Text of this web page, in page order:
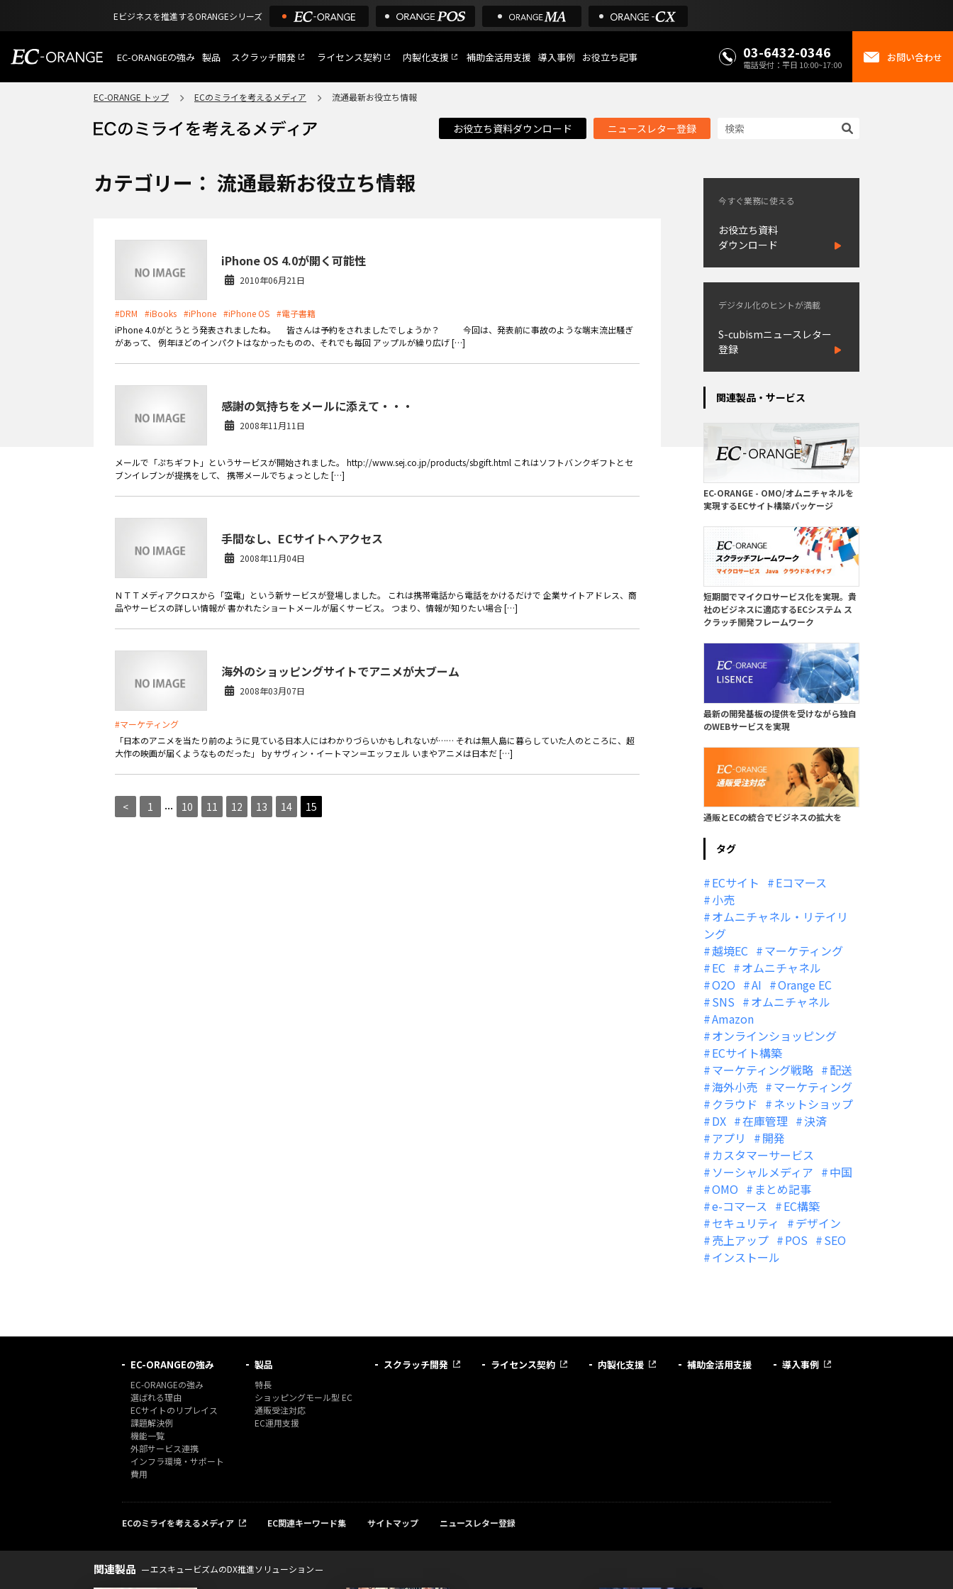
Eビジネスを推進するORANGEシリーズ
EC-ORANGEの強み
選ばれる理由
ECサイトのリプレイス
機能一覧
外部サービス連携
インフラ環境・サポート
製品
特長
ショッピングモール型 EC
通販受注対応
ECと通販の連動を可能に
スクラッチ開発 ライセンス契約 内製化支援 補助金活用支援 導入事例 お役立ち記事 03-6432-0346
電話受付：平日 10:00~17:00
お問い合わせ
EC-ORANGE トップ ECのミライを考えるメディア 流通最新お役立ち情報
お役立ち資料ダウンロード ニュースレター登録
カテゴリー： 流通最新お役立ち情報
iPhone OS 4.0が開く可能性
2010年06月21日
#DRM #iBooks #iPhone #iPhone OS #電子書籍
iPhone 4.0がとうとう発表されましたね。 皆さんは予約をされましたでしょうか？ 今回は、発表前に事故のような端末流出騒ぎ
があって、 例年ほどのインパクトはなかったものの、それでも毎回 アップルが繰り広げ […]
感謝の気持ちをメールに添えて・・・
2008年11月11日
メールで「ぷちギフト」というサービスが開始されました。 http://www.sej.co.jp/products/sbgift.html これはソフトバンクギフトとセ
ブンイレブンが提携をして、 携帯メールでちょっとした […]
手間なし、ECサイトへアクセス
2008年11月04日
ＮＴＴメディアクロスから「空電」という新サービスが登場しました。 これは携帯電話から電話をかけるだけで 企業サイトアドレス、商
品やサービスの詳しい情報が 書かれたショートメールが届くサービス。 つまり、情報が知りたい場合 […]
海外のショッピングサイトでアニメが大ブーム
2008年03月07日
#マーケティング
「日本のアニメを当たり前のように見ている日本人にはわかりづらいかもしれないが…… それは無人島に暮らしていた人のところに、超
大作の映画が届くようなものだった」 by サヴィン・イートマン＝エッフェル いまやアニメは日本だ […]
< 1 ... 10 11 12 13 14 15
今すぐ業務に使える
お役立ち資料
ダウンロード
デジタル化のヒントが満載
S-cubismニュースレター
登録
関連製品・サービス
EC-ORANGE - OMO/オムニチャネルを
実現するECサイト構築パッケージ
短期間でマイクロサービス化を実現。貴
社のビジネスに適応するECシステム ス
クラッチ開発フレームワーク
最新の開発基板の提供を受けながら独自
のWEBサービスを実現
通販とECの統合でビジネスの拡大を
タグ
ECサイト
Eコマース
小売
オムニチャネル・リテイリ
ング
越境EC
マーケティング
EC
オムニチャネル
O2O
AI
Orange EC
SNS
オムニチャネル
Amazon
オンラインショッピング
ECサイト構築
マーケティング戦略
配送
海外小売
マーケティング
クラウド
ネットショップ
DX
在庫管理
決済
アプリ
開発
カスタマーサービス
ソーシャルメディア
中国
OMO
まとめ記事
e-コマース
EC構築
セキュリティ
デザイン
売上アップ
POS
SEO
インストール
EC-ORANGEの強み
EC-ORANGEの強み
選ばれる理由
ECサイトのリプレイス
課題解決例
機能一覧
外部サービス連携
インフラ環境・サポート
費用
製品
特長
ショッピングモール型 EC
通販受注対応
EC運用支援
スクラッチ開発 ライセンス契約 内製化支援 補助金活用支援 導入事例
ECのミライを考えるメディア EC関連キーワード集 サイトマップ ニュースレター登録
関連製品 エスキュービズムのDX推進ソリューション